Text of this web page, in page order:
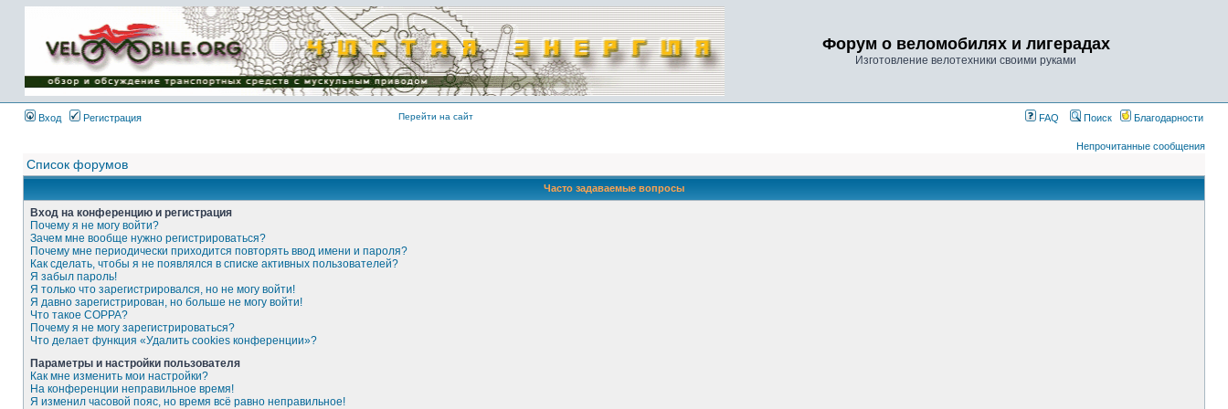
Имя пользователя:
Пароль:
{ LOG_ME_IN_SHORT
}
Форум о веломобилях и лигерадах
Изготовление велотехники своими руками
Вход Регистрация Перейти на сайт FAQ Поиск Благодарности
Непрочитанные сообщения
Список форумов
Часто задаваемые вопросы
Вход на конференцию и регистрация
Почему я не могу войти?
Зачем мне вообще нужно регистрироваться?
Почему мне периодически приходится повторять ввод имени и пароля?
Как сделать, чтобы я не появлялся в списке активных пользователей?
Я забыл пароль!
Я только что зарегистрировался, но не могу войти!
Я давно зарегистрирован, но больше не могу войти!
Что такое COPPA?
Почему я не могу зарегистрироваться?
Что делает функция «Удалить cookies конференции»?
Параметры и настройки пользователя
Как мне изменить мои настройки?
На конференции неправильное время!
Я изменил часовой пояс, но время всё равно неправильное!